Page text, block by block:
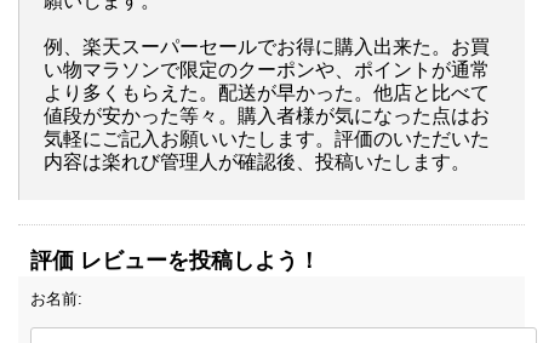
例、楽天スーパーセールでお得に購入出来た。お買
い物マラソンで限定のクーポンや、ポイントが通常
より多くもらえた。配送が早かった。他店と比べて
値段が安かった等々。購入者様が気になった点はお
気軽にご記入お願いいたします。評価のいただいた
内容は楽れび管理人が確認後、投稿いたします。
評価 レビューを投稿しよう！
お名前: